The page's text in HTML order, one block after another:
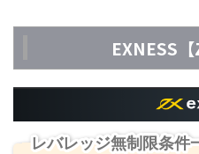
EXNESS【
レバレッジ無制限条件